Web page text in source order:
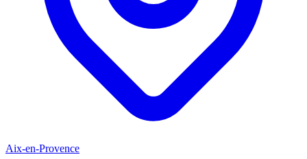
Aix-en-Provence